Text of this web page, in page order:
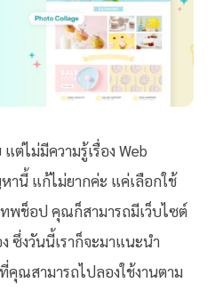
ต่ไม่มีความรู้เรื่อง Web
านี้ แก้ไม่ยากค่ะ แค่เลือกใช้
พช็อป คุณก็สามารถมีเว็บไซต์
ซึ่งวันนี้เราก็จะมาแนะนำ
คุณสามารถไปลองใช้งานตาม